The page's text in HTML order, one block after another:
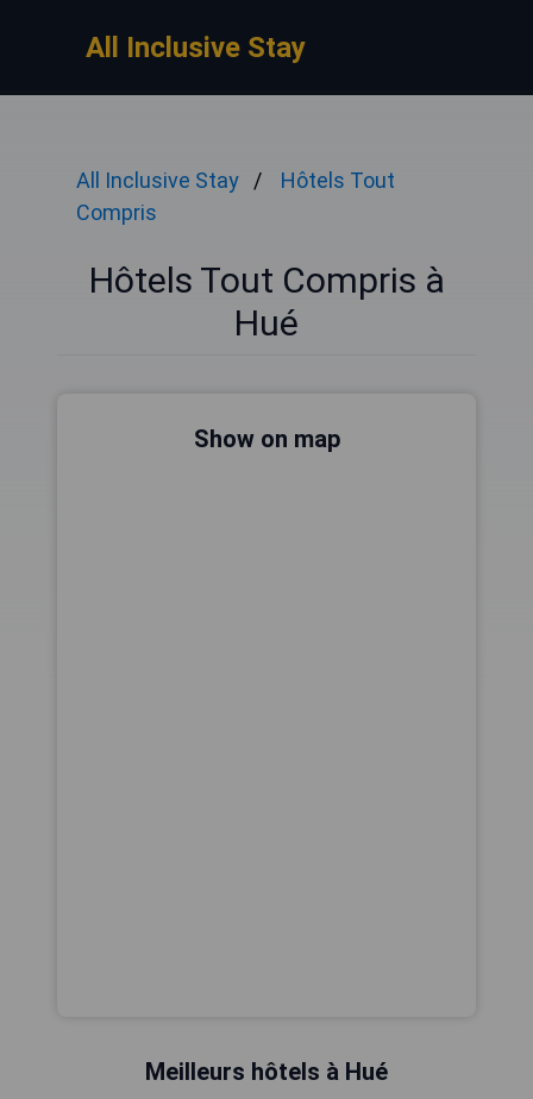
All Inclusive Stay
All Inclusive Stay
Hôtels Tout
Compris
Hôtels Tout Compris à
Hué
Show on map
Meilleurs hôtels à Hué